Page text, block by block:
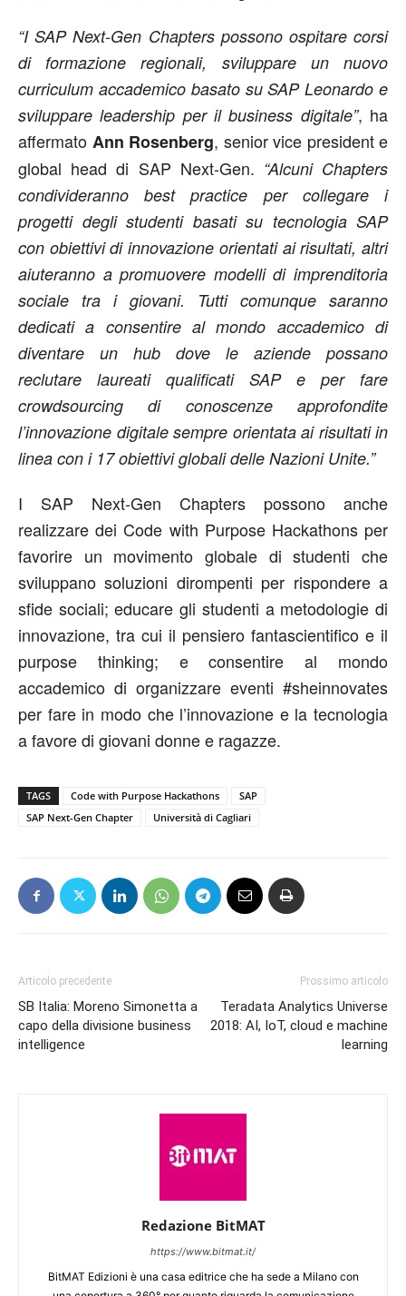
“I SAP Next-Gen Chapters possono ospitare corsi
di formazione regionali, sviluppare un nuovo
curriculum accademico basato su SAP Leonardo e
sviluppare leadership per il business digitale”, ha
affermato Ann Rosenberg, senior vice president e
global head di SAP Next-Gen. “Alcuni Chapters
condivideranno best practice per collegare i
progetti degli studenti basati su tecnologia SAP
con obiettivi di innovazione orientati ai risultati, altri
aiuteranno a promuovere modelli di imprenditoria
sociale tra i giovani. Tutti comunque saranno
dedicati a consentire al mondo accademico di
diventare un hub dove le aziende possano
reclutare laureati qualificati SAP e per fare
crowdsourcing di conoscenze approfondite
l’innovazione digitale sempre orientata ai risultati in
linea con i 17 obiettivi globali delle Nazioni Unite.”
I SAP Next-Gen Chapters possono anche
realizzare dei Code with Purpose Hackathons per
favorire un movimento globale di studenti che
sviluppano soluzioni dirompenti per rispondere a
sfide sociali; educare gli studenti a metodologie di
innovazione, tra cui il pensiero fantascientifico e il
purpose thinking; e consentire al mondo
accademico di organizzare eventi #sheinnovates
per fare in modo che l’innovazione e la tecnologia
a favore di giovani donne e ragazze.
TAGS Code with Purpose Hackathons
SAP
SAP Next-Gen Chapter
Università di Cagliari
Articolo precedente
SB Italia: Moreno Simonetta a
capo della divisione business
intelligence
Prossimo articolo
Teradata Analytics Universe
2018: AI, IoT, cloud e machine
learning
Redazione BitMAT
https://www.bitmat.it/
BitMAT Edizioni è una casa editrice che ha sede a Milano con